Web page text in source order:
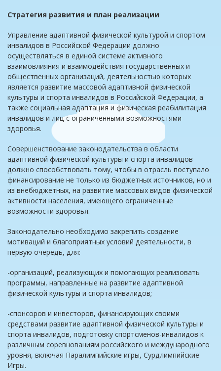
Стратегия развития и план реализации
Управление адаптивной физической культурой и спортом
инвалидов в Российской Федерации должно
осуществляться в единой системе активного
взаимовлияния и взаимодействия государственных и
общественных организаций, деятельностью которых
является развитие массовой адаптивной физической
культуры и спорта инвалидов в Российской Федерации, а
также социальная адаптация и физическая реабилитация
инвалидов и лиц с ограниченными возможностями
здоровья.
Совершенствование законодательства в области
адаптивной физической культуры и спорта инвалидов
должно способствовать тому, чтобы в отрасль поступало
финансирование не только из бюджетных источников, но и
из внебюджетных, на развитие массовых видов физической
активности населения, имеющего ограниченные
возможности здоровья.
Законодательно необходимо закрепить создание
мотиваций и благоприятных условий деятельности, в
первую очередь, для:
-организаций, реализующих и помогающих реализовать
программы, направленные на развитие адаптивной
физической культуры и спорта инвалидов;
-спонсоров и инвесторов, финансирующих своими
средствами развитие адаптивной физической культуры и
спорта инвалидов, подготовку спортсменов-инвалидов к
различным соревнованиям российского и международного
уровня, включая Паралимпийские игры, Сурдлимпийские
Игры.